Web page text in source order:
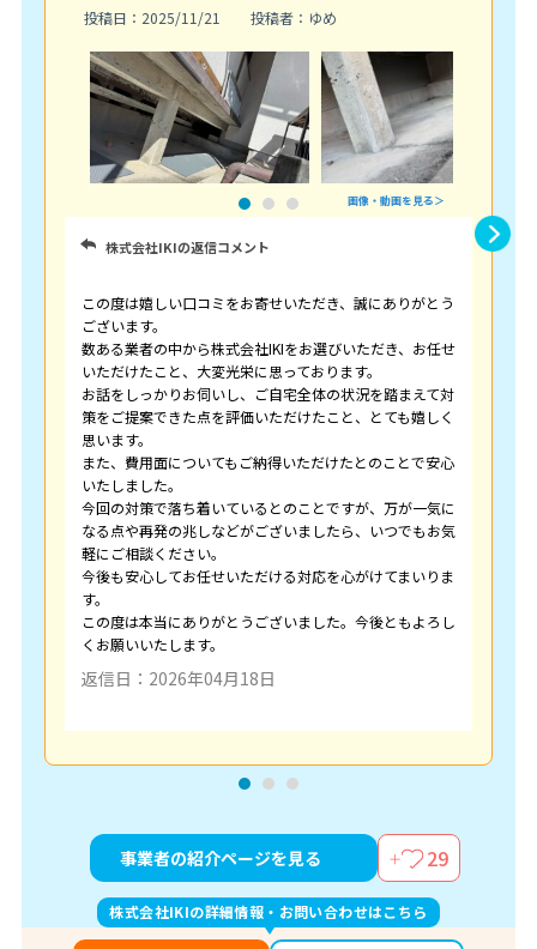
投稿日：2025/11/21
投稿者：ゆめ
画像・動画を見る＞
株式会社IKIの返信コメント
この度は嬉しい口コミをお寄せいただき、誠にありがとう
ございます。
数ある業者の中から株式会社IKIをお選びいただき、お任せ
いただけたこと、大変光栄に思っております。
お話をしっかりお伺いし、ご自宅全体の状況を踏まえて対
策をご提案できた点を評価いただけたこと、とても嬉しく
思います。
また、費用面についてもご納得いただけたとのことで安心
いたしました。
今回の対策で落ち着いているとのことですが、万が一気に
なる点や再発の兆しなどがございましたら、いつでもお気
軽にご相談ください。
今後も安心してお任せいただける対応を心がけてまいりま
す。
この度は本当にありがとうございました。今後ともよろし
くお願いいたします。
返信日：2026年04月18日
事業者の紹介ページを見る 29
株式会社IKIの詳細情報・お問い合わせはこちら